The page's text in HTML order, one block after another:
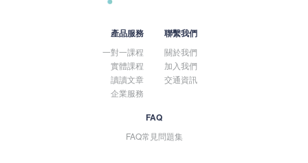
產品服務
一對一課程
實體課程
讀讀文章
企業服務
聯繫我們
關於我們
加入我們
交通資訊
FAQ
FAQ常見問題集